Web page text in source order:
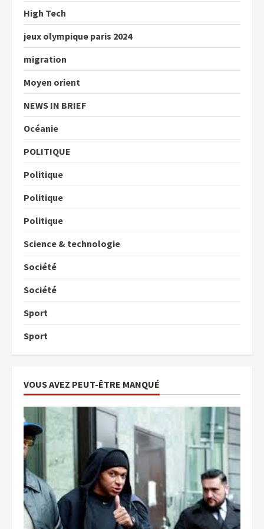
High Tech
jeux olympique paris 2024
migration
Moyen orient
NEWS IN BRIEF
Océanie
POLITIQUE
Politique
Politique
Politique
Science & technologie
Société
Société
Sport
Sport
VOUS AVEZ PEUT-ÊTRE MANQUÉ